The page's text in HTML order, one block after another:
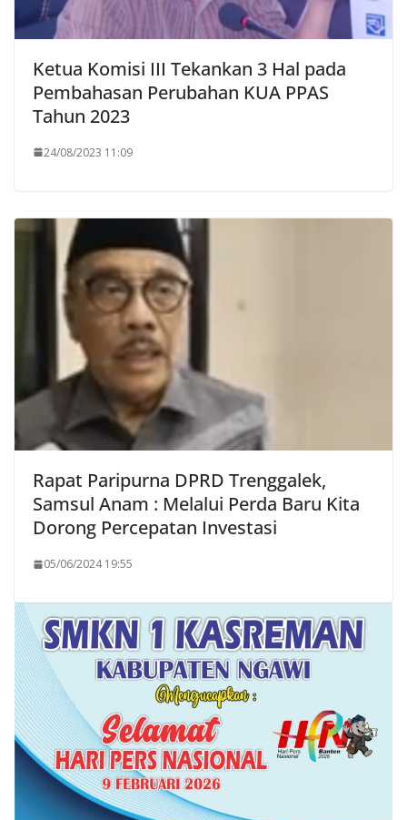
Ketua Komisi III Tekankan 3 Hal pada
Pembahasan Perubahan KUA PPAS
Tahun 2023
24/08/2023 11:09
Rapat Paripurna DPRD Trenggalek,
Samsul Anam : Melalui Perda Baru Kita
Dorong Percepatan Investasi
05/06/2024 19:55